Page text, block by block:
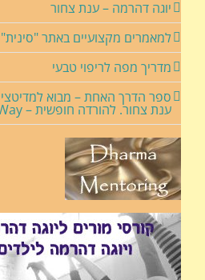
יוגה דהרמה – ענת צחור
למאמרים מקצועיים באתר "סינית"
מדריך מפה לריפוי טבעי
ספר הדרך האחת – מבוא
ענת צחור. להורדה חופשית – The Only Way.